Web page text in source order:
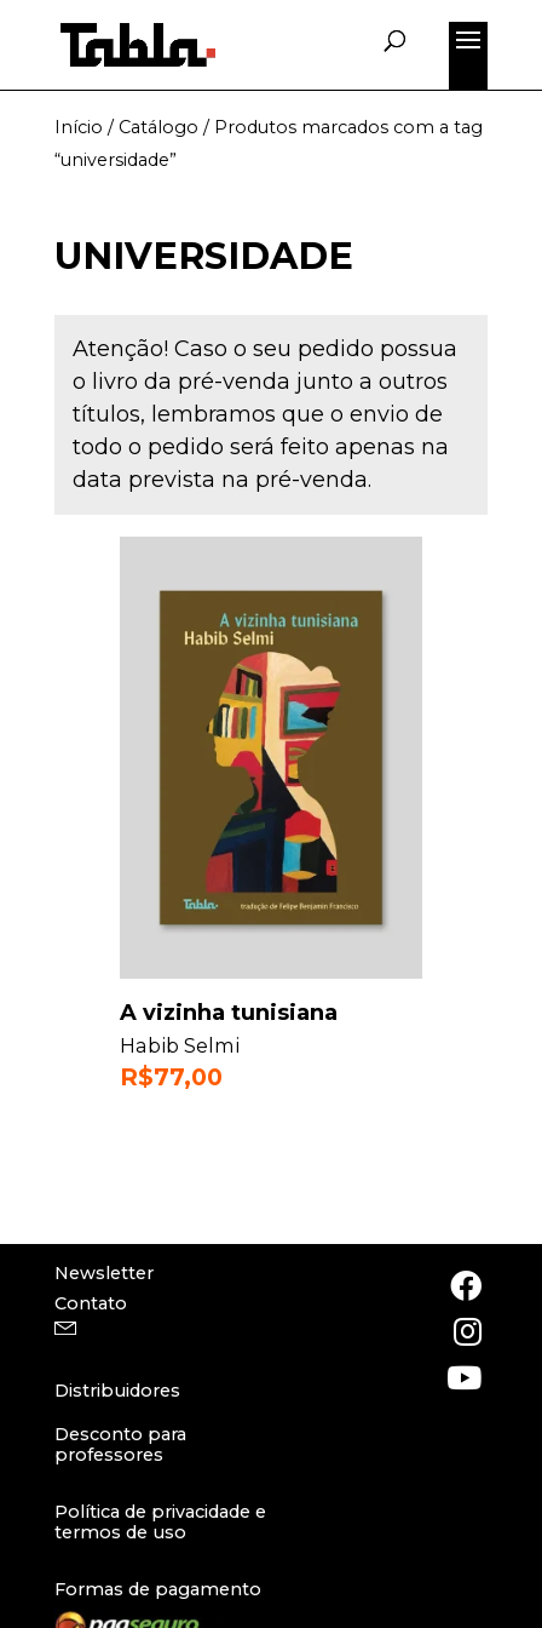
Início / Catálogo / Produtos marcados com a tag
“universidade”
UNIVERSIDADE
Atenção! Caso o seu pedido possua
o livro da pré-venda junto a outros
títulos, lembramos que o envio de
todo o pedido será feito apenas na
data prevista na pré-venda.
A vizinha tunisiana
Habib Selmi
R$77,00
Newsletter
Contato
Distribuidores
Desconto para
professores
Política de privacidade e
termos de uso
Formas de pagamento